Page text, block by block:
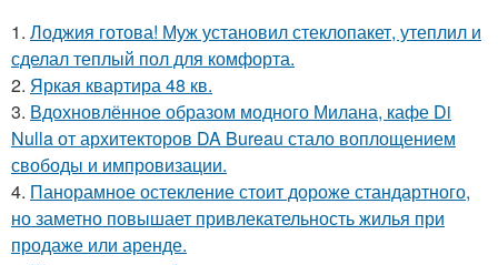
1. Лоджия готова! Муж установил стеклопакет, утеплил и
сделал теплый пол для комфорта.
2. Яркая квартира 48 кв.
3. Вдохновлённое образом модного Милана, кафе Di
Nulla от архитекторов DA Bureau стало воплощением
свободы и импровизации.
4. Панорамное остекление стоит дороже стандартного,
но заметно повышает привлекательность жилья при
продаже или аренде.